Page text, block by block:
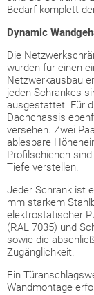
Bedarf komplett
Dynamic
Die
wurden für einen
Netzwerkausbau
jeden Schrankes
ausgestattet. Für
Dachchassis
versehen. Zwei
ablesbare
Profilschienen
Tiefe verstellen.
Jeder Schrank ist
mm starkem
elektrostatischer
(RAL 7035) und
sowie die
Zugänglichkeit.
Ein
Wandmontage